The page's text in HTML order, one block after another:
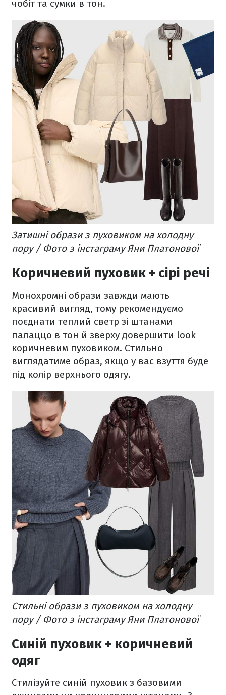
чобіт та сумки в тон.
Затишні образи з пуховиком на холодну
пору / Фото з інстаграму Яни Платонової
Коричневий пуховик + сірі речі
Монохромні образи завжди мають
красивий вигляд, тому рекомендуємо
поєднати теплий светр зі штанами
палаццо в тон й зверху довершити look
коричневим пуховиком. Стильно
виглядатиме образ, якщо у вас взуття буде
під колір верхнього одягу.
Стильні образи з пуховиком на холодну
пору / Фото з інстаграму Яни Платонової
Синій пуховик + коричневий
одяг
Стилізуйте синій пуховик з базовими